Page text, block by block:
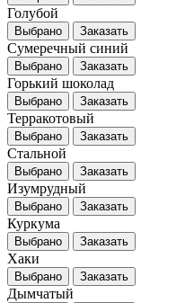
Голубой
Выбрано Заказать
Сумеречный синий
Выбрано Заказать
Горький шоколад
Выбрано Заказать
Терракотовый
Выбрано Заказать
Стальной
Выбрано Заказать
Изумрудный
Выбрано Заказать
Куркума
Выбрано Заказать
Хаки
Выбрано Заказать
Дымчатый